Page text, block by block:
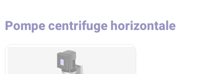
Pompe centrifuge horizontale